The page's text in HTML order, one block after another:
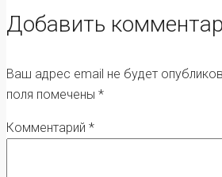
navigation
Добавить
Ваш адрес email не будет
поля помечены *
Комментарий *